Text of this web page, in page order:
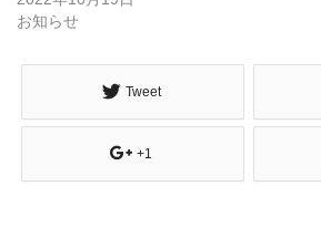
お知らせ
Tweet
+1